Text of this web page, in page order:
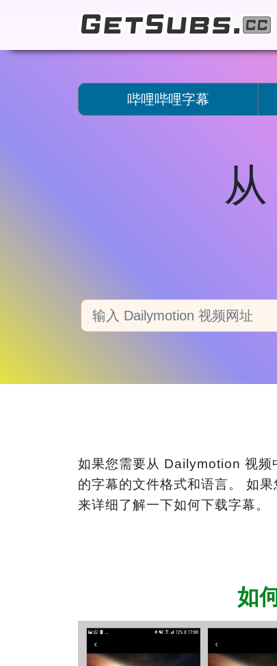
哔哩哔哩字幕
如果您需要从 Dailymotion 视频
的字幕的文件格式和语言。 如
来详细了解一下如何下载字幕。
如